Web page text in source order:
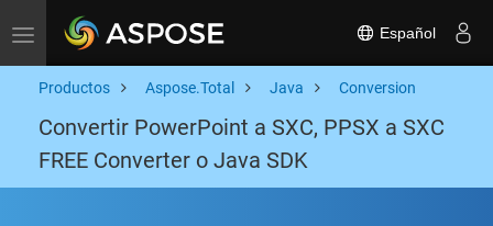
Toggle navigation Español
Productos Aspose.Total Java Conversion
Convertir PowerPoint a SXC, PPSX a SXC
FREE Converter o Java SDK